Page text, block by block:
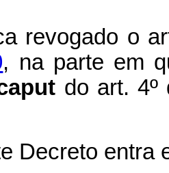
revogado o
, na parte em
do art. 4º
Decreto entra